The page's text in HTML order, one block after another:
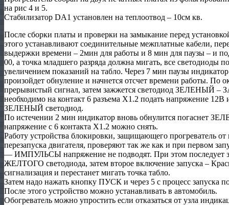
на рис 4 и 5.
Стабилизатор DA1 установлен на теплоотвод – 10см кв.
После сборки платы и проверки на замыкание перед
этого устанавливают соединительные межплатные кабели,
выдержки времени – 2мин для работы и 8 мин для паузы – и
00, а точка младшего разряда должна мигать, все светодиоды
увеличением показаний на табло. Через 7 мин паузы
произойдет обнуление и начнется отсчет времени работы. По
прерывистый сигнал, затем зажжется светодиод ЗЕЛЕНЫЙ –
необходимо на контакт 6 разъема Х1.2 подать напряжение 12В
ЗЕЛЕНЫЙ светодиод.
По истечении 2 мин индикатор вновь обнулится погаснет
напряжение с 6 контакта Х1.2 можно снять.
Работу устройства блокировки, защищающего прогреватель
перезапуска двигателя, проверяют так же как и при первом
— ИМПУЛЬСЫ напряжение не подводят. При этом последует
ЖЕЛТОГО светодиода, затем второе включение запуска –
сигнализация и перестанет мигать точка табло.
Затем надо нажать кнопку ПУСК и через 5 с процесс запуска
После этого устройство можно устанавливать в автомобиль.
Обогреватель можно упростить если отказаться от узла